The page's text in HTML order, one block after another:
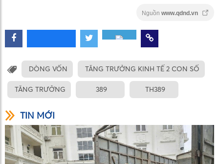
Nguồn www.qdnd.vn
DÒNG VỐN TĂNG TRƯỞNG KINH TẾ 2 CON SỐ
TĂNG TRƯỞNG 389 TH389
TIN MỚI